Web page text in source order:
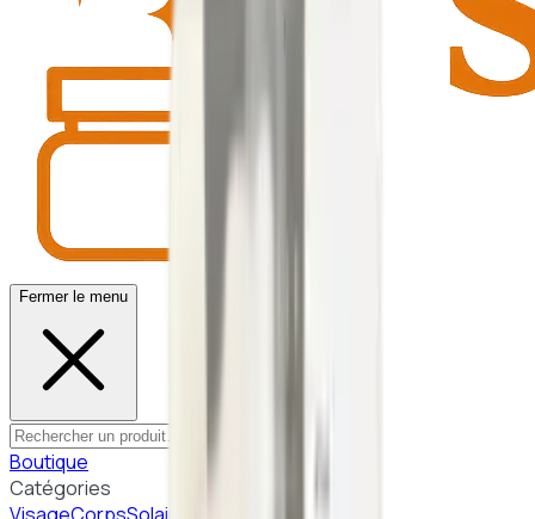
Fermer le menu
Boutique
Catégories